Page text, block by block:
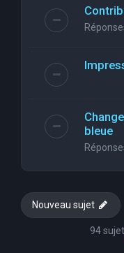
bleue
Nouveau sujet
94